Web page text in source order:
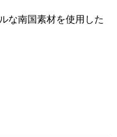
な南国素材を使用した